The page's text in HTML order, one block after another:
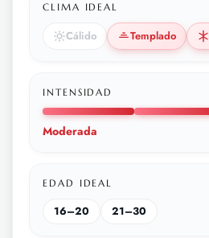
CLIMA IDEAL
Cálido Templado
INTENSIDAD
Moderada
EDAD IDEAL
16–20 21–30